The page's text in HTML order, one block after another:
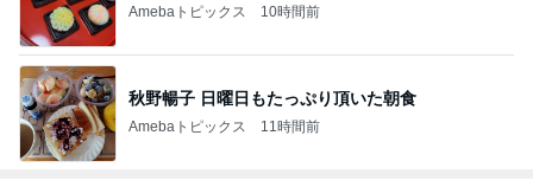
Amebaトピックス 10時間前
秋野暢子 日曜日もたっぷり頂いた朝食
Amebaトピックス 11時間前